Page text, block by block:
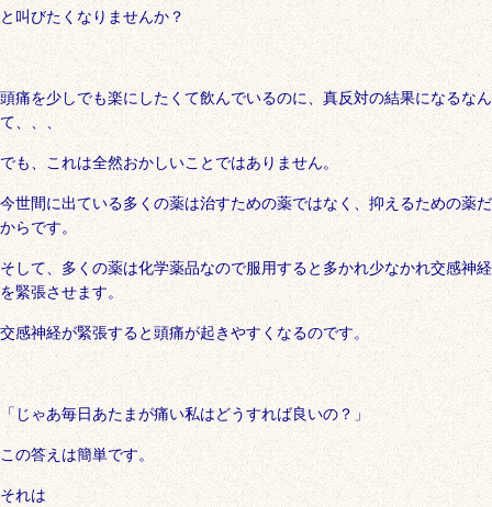
と叫びたくなりませんか？
頭痛を少しでも楽にしたくて飲んでいるのに、真反対の結果になるなん
て、、、
でも、これは全然おかしいことではありません。
今世間に出ている多くの薬は治すための薬ではなく、抑えるための薬だ
からです。
そして、多くの薬は化学薬品なので服用すると多かれ少なかれ交感神経
を緊張させます。
交感神経が緊張すると頭痛が起きやすくなるのです。
「じゃあ毎日あたまが痛い私はどうすれば良いの？」
この答えは簡単です。
それは